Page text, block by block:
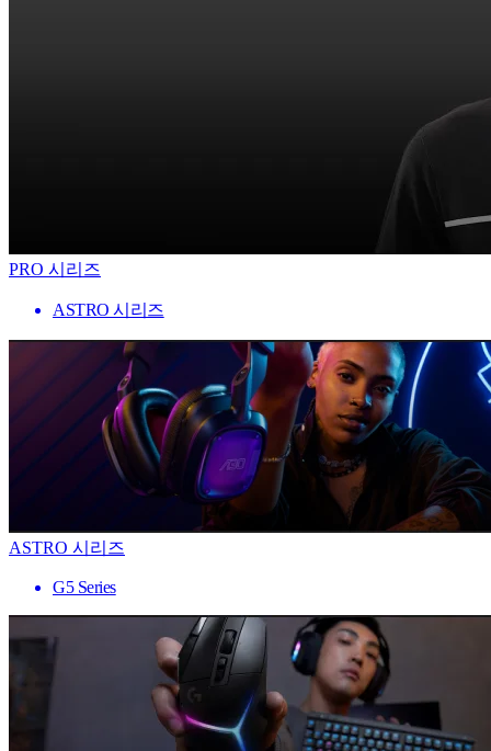
PRO 시리즈
ASTRO 시리즈
ASTRO 시리즈
G5 Series